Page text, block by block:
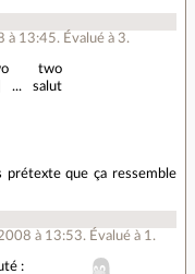
à 13:45. Évalué à 3.
two
] ... salut
prétexte que ça ressemble
à 13:53. Évalué à 1 .
: